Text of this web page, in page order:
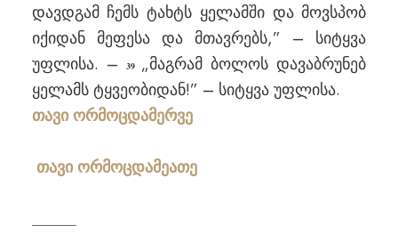
დავდგამ ჩემს ტახტს ყელამში და მოვსპობ
იქიდან მეფესა და მთავრებს,” – სიტყვა
უფლისა. –
39 „მაგრამ ბოლოს დავაბრუნებ
ყელამს ტყვეობიდან!” – სიტყვა უფლისა.
თავი ორმოცდამერვე
თავი ორმოცდამეათე